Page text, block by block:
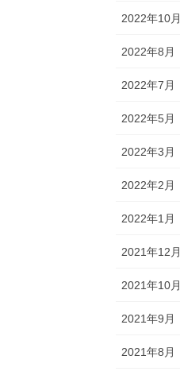
2022年10月
2022年8月
2022年7月
2022年5月
2022年3月
2022年2月
2022年1月
2021年12月
2021年10月
2021年9月
2021年8月